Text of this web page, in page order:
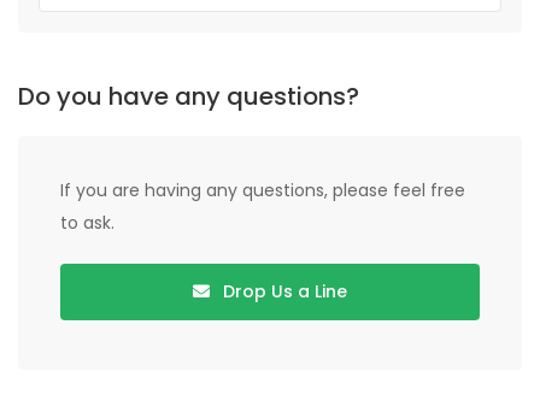
Do you have any questions?
If you are having any questions, please feel free
to ask.
Drop Us a Line